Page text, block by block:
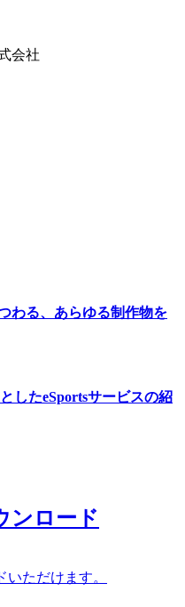
会社
わる、あらゆる制作物を
したeSportsサービスの紹
ンロード
いただけます。